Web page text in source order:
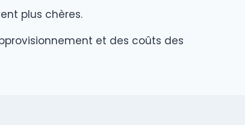
plus chères.
et des coûts des